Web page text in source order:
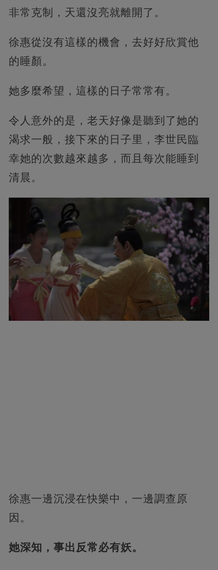
非常克制，天還沒亮就離開了。
徐惠從沒有這樣的機會，去好好欣賞他
的睡顏。
她多麼希望，這樣的日子常常有。
令人意外的是，老天好像是聽到了她的
渴求一般，接下來的日子里，李世民臨
幸她的次數越來越多，而且每次能睡到
清晨。
徐惠一邊沉浸在快樂中，一邊調查原
因。
她深知，事出反常必有妖。